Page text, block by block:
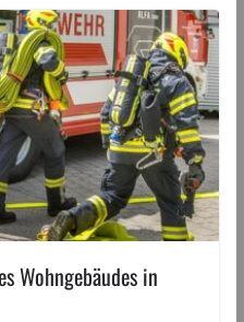
Wohngebäudes in